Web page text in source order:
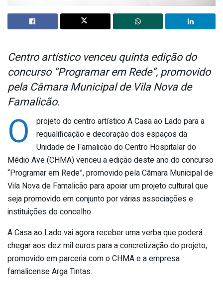
Centro artístico venceu quinta edição do
concurso “Programar em Rede”, promovido
pela Câmara Municipal de Vila Nova de
Famalicão.
O
projeto do centro artístico A Casa ao Lado para a
requalificação e decoração dos espaços da
Unidade de Famalicão do Centro Hospitalar do
Médio Ave (CHMA) venceu a edição deste ano do concurso
“Programar em Rede”, promovido pela Câmara Municipal de
Vila Nova de Famalicão para apoiar um projeto cultural que
seja promovido em conjunto por várias associações e
instituições do concelho.
A Casa ao Lado vai agora receber uma verba que poderá
chegar aos dez mil euros para a concretização do projeto,
promovido em parceria com o CHMA e a empresa
famalicense Arga Tintas.